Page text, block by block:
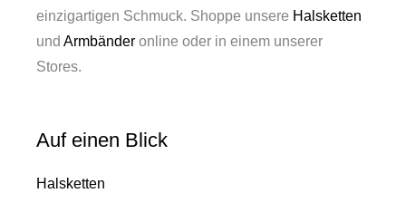
einzigartigen Schmuck. Shoppe unsere Halsketten
und Armbänder online oder in einem unserer
Stores.
Auf einen Blick
Halsketten